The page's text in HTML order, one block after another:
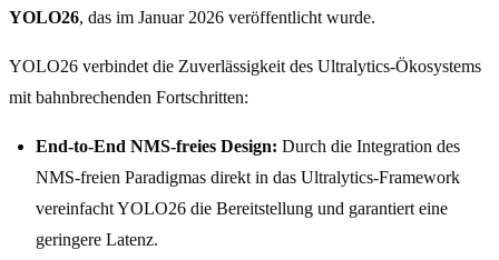
YOLO26, das im Januar 2026 veröffentlicht wurde.
YOLO26 verbindet die Zuverlässigkeit des Ultralytics-Ökosystems
mit bahnbrechenden Fortschritten:
End-to-End NMS-freies Design: Durch die Integration des
NMS-freien Paradigmas direkt in das Ultralytics-Framework
vereinfacht YOLO26 die Bereitstellung und garantiert eine
geringere Latenz.